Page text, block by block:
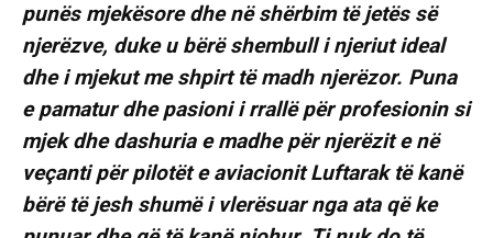
punës mjekësore dhe në shërbim të jetës së
njerëzve, duke u bërë shembull i njeriut ideal
dhe i mjekut me shpirt të madh njerëzor. Puna
e pamatur dhe pasioni i rrallë për profesionin si
mjek dhe dashuria e madhe për njerëzit e në
veçanti për pilotët e aviacionit Luftarak të kanë
bërë të jesh shumë i vlerësuar nga ata që ke